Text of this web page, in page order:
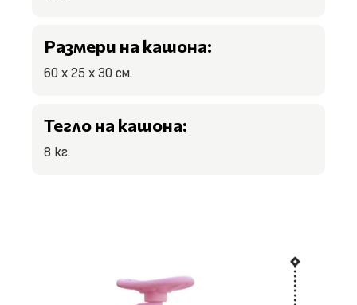
Размери на кашона:
60 х 25 х 30 см.
Тегло на кашона:
8 кг.